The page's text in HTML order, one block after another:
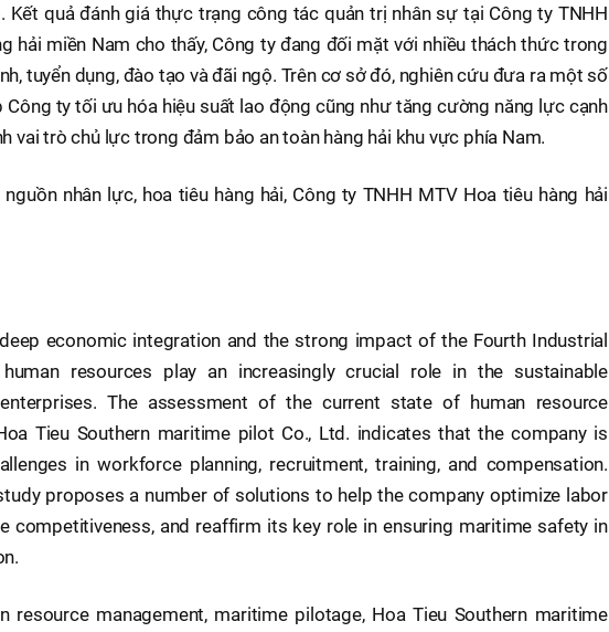
Kết quả đánh giá thực trạng công tác quản trị nhân sự tại Công ty TNHH
hải miền Nam cho thấy, Công ty đang đối mặt với nhiều thách thức trong
tuyển dụng, đào tạo và đãi ngộ. Trên cơ sở đó, nghiên cứu đưa ra một số
Công ty tối ưu hóa hiệu suất lao động cũng như tăng cường năng lực cạnh
vai trò chủ lực trong đảm bảo an toàn hàng hải khu vực phía Nam.
nguồn nhân lực, hoa tiêu hàng hải, Công ty TNHH MTV Hoa tiêu hàng hải
economic integration and the strong impact of the Fourth Industrial
human resources play an increasingly crucial role in the sustainable
The assessment of the current state of human resource
Tieu Southern maritime pilot Co., Ltd. indicates that the company is
in workforce planning, recruitment, training, and compensation.
proposes a number of solutions to help the company optimize labor
competitiveness, and reaffirm its key role in ensuring maritime safety in
resource management, maritime pilotage, Hoa Tieu Southern maritime